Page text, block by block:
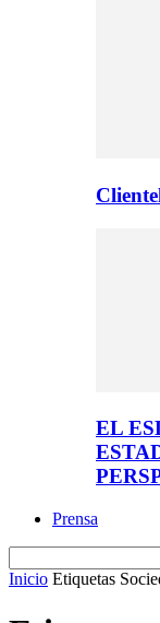
EL
Prensa
Inicio Etiquetas